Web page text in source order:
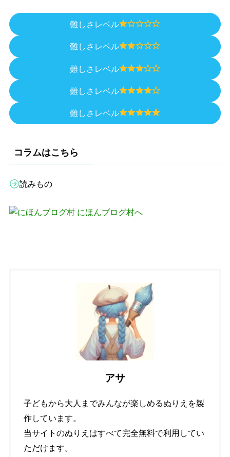
難しさレベル
難しさレベル
難しさレベル
難しさレベル
難しさレベル
コラムはこちら
読みもの
アサ
子どもから大人までみんなが楽しめるぬりえを製
作しています。
当サイトのぬりえはすべて完全無料で利用してい
ただけます。